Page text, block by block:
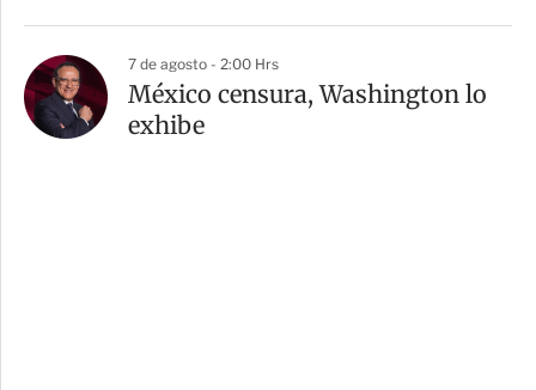
7 de agosto - 2:00 Hrs
México censura, Washington lo
exhibe